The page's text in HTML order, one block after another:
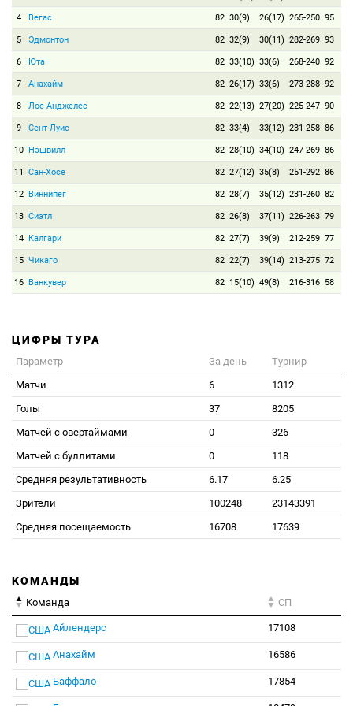
4 Вегас 82 30(9) 26(17) 265-250 95
5 Эдмонтон 82 32(9) 30(11) 282-269 93
6 Юта 82 33(10) 33(6) 268-240 92
7 Анахайм 82 26(17) 33(6) 273-288 92
8 Лос-Анджелес 82 22(13) 27(20) 225-247 90
9 Сент-Луис 82 33(4) 33(12) 231-258 86
10 Нэшвилл 82 28(10) 34(10) 247-269 86
11 Сан-Хосе 82 27(12) 35(8) 251-292 86
12 Виннипег 82 28(7) 35(12) 231-260 82
13 Сиэтл 82 26(8) 37(11) 226-263 79
14 Калгари 82 27(7) 39(9) 212-259 77
15 Чикаго 82 22(7) 39(14) 213-275 72
16 Ванкувер 82 15(10) 49(8) 216-316 58
ЦИФРЫ ТУРА
Параметр За день
Турнир
Матчи
6
1312
Голы
37
8205
Матчей с овертаймами
0
326
Матчей с буллитами
0
118
Средняя результативность
6.17
6.25
Зрители
100248
23143391
Средняя посещаемость
16708 17639
КОМАНДЫ
Команда СП
Айлендерс 17108
Анахайм 16586
Баффало 17854